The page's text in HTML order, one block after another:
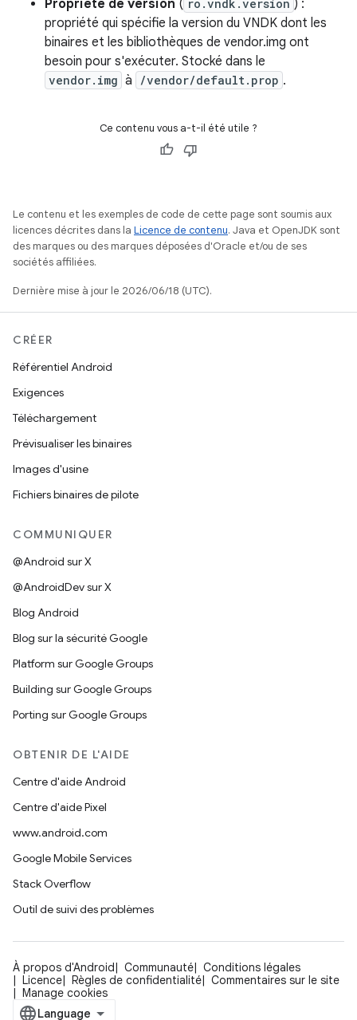
Propriété de version ( ro.vndk.version ) :
propriété qui spécifie la version du VNDK dont les
binaires et les bibliothèques de vendor.img ont
besoin pour s'exécuter. Stocké dans le
vendor.img à /vendor/default.prop .
Ce contenu vous a-t-il été utile ?
Le contenu et les exemples de code de cette page sont soumis aux
licences décrites dans la Licence de contenu. Java et OpenJDK sont
des marques ou des marques déposées d'Oracle et/ou de ses
sociétés affiliées.
Dernière mise à jour le 2026/06/18 (UTC).
CRÉER
Référentiel Android
Exigences
Téléchargement
Prévisualiser les binaires
Images d'usine
Fichiers binaires de pilote
COMMUNIQUER
@Android sur X
@AndroidDev sur X
Blog Android
Blog sur la sécurité Google
Platform sur Google Groups
Building sur Google Groups
Porting sur Google Groups
OBTENIR DE L'AIDE
Centre d'aide Android
Centre d'aide Pixel
www.android.com
Google Mobile Services
Stack Overflow
Outil de suivi des problèmes
À propos d'Android Communauté
Conditions légales
Licence
Règles de confidentialité
Commentaires sur le site
Manage cookies